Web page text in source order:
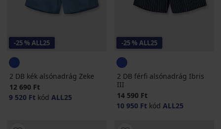
-25 % ALL25
2 DB kék alsónadrág Zeke
12 690 Ft
9 520 Ft kód ALL25
-25 % ALL25
2 DB férfi alsónadrág Ibris
III
14 590 Ft
10 950 Ft kód ALL25